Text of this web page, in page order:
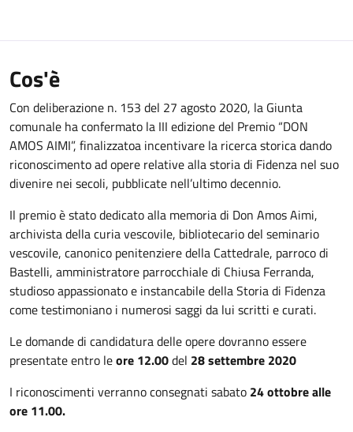
Cos'è
Con deliberazione n. 153 del 27 agosto 2020, la Giunta
comunale ha confermato la III edizione del Premio “DON
AMOS AIMI”, finalizzatoa incentivare la ricerca storica dando
riconoscimento ad opere relative alla storia di Fidenza nel suo
divenire nei secoli, pubblicate nell’ultimo decennio.
Il premio è stato dedicato alla memoria di Don Amos Aimi,
archivista della curia vescovile, bibliotecario del seminario
vescovile, canonico penitenziere della Cattedrale, parroco di
Bastelli, amministratore parrocchiale di Chiusa Ferranda,
studioso appassionato e instancabile della Storia di Fidenza
come testimoniano i numerosi saggi da lui scritti e curati.
Le domande di candidatura delle opere dovranno essere
presentate entro leore 12.00del 28 settembre 2020
I riconoscimenti verranno consegnati sabato 24ottobrealle
ore 11.00.